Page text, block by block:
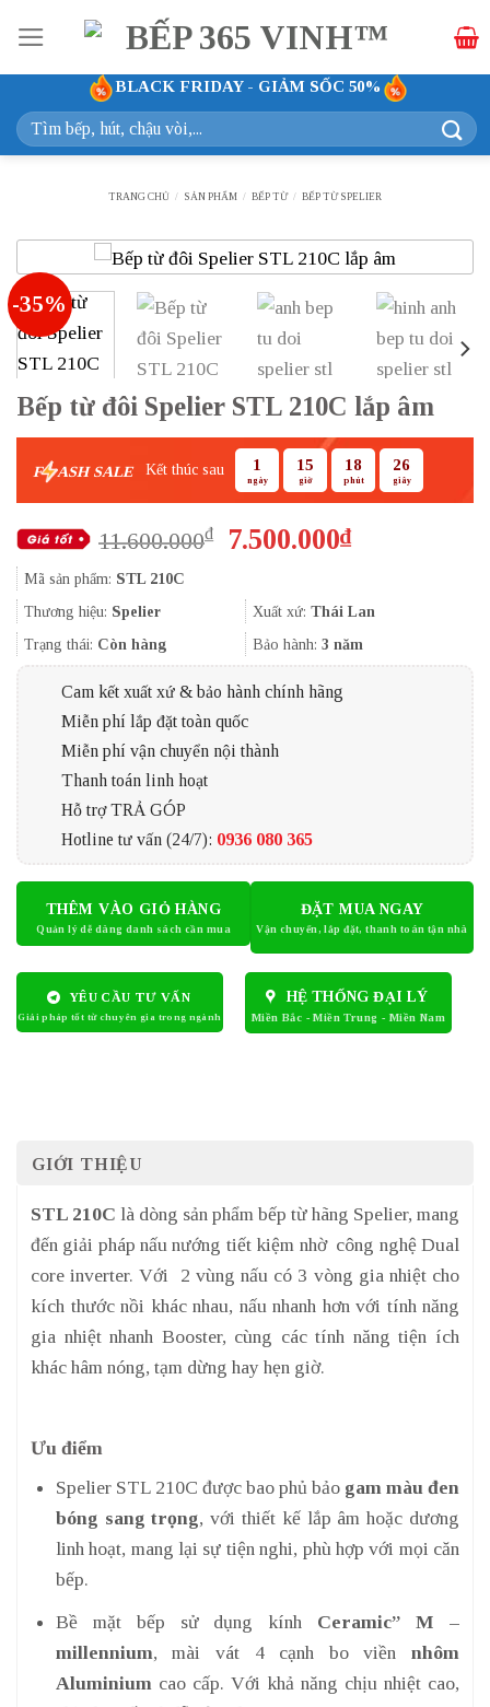
qua
nội
dung
BLACK FRIDAY - GIẢM SỐC 50%
Tìm
kiếm:
TRANG CHỦ / SẢN PHẨM / BẾP TỪ / BẾP TỪ SPELIER
-35%
Bếp từ đôi Spelier STL 210C lắp âm
F ASH SALE Kết thúc sau 1
ngày
15
giờ
18
phút
25
giây
11.600.000₫
Giá
11.600.000₫.
7.500.000₫Giá
là:
7.500.000₫.
Mã sản phẩm: STL 210C
Thương hiệu: Spelier Xuất xứ: Thái Lan
Trạng thái: Còn hàng Bảo hành: 3 năm
Cam kết xuất xứ & bảo hành chính hãng
Miễn phí lắp đặt toàn quốc
Miễn phí vận chuyển nội thành
Thanh toán linh hoạt
Hỗ trợ TRẢ GÓP
Hotline tư vấn (24/7): 0936 080 365
THÊM VÀO GIỎ HÀNG ĐẶT MUA NGAY
YÊU CẦU TƯ VẤN HỆ THỐNG ĐẠI LÝ
GIỚI THIỆU
STL 210C là dòng sản phẩm bếp từ hãng Spelier, mang
đến giải pháp nấu nướng tiết kiệm nhờ công nghệ Dual
core inverter. Với 2 vùng nấu có 3 vòng gia nhiệt cho
kích thước nồi khác nhau, nấu nhanh hơn với tính năng
gia nhiệt nhanh Booster, cùng các tính năng tiện ích
khác hâm nóng, tạm dừng hay hẹn giờ.
Ưu điểm
Spelier STL 210C được bao phủ bảo gam màu đen
bóng sang trọng, với thiết kế lắp âm hoặc dương
linh hoạt, mang lại sự tiện nghi, phù hợp với mọi căn
bếp.
Bề mặt bếp sử dụng kính Ceramic” M –
millennium, mài vát 4 cạnh bo viền nhôm
Aluminium cao cấp. Với khả năng chịu nhiệt cao,